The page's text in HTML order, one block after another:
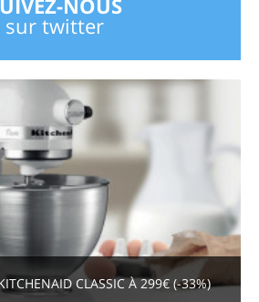
NOUS
sur twitter
CLASSIC À 299€ (-33%)